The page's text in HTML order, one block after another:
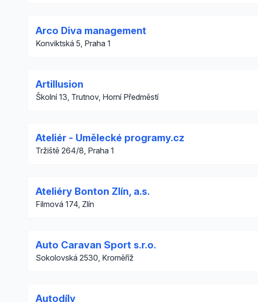
Arco Diva management
Konviktská 5, Praha 1
Artillusion
Školní 13, Trutnov, Horní Předměstí
Ateliér - Umělecké programy.cz
Tržiště 264/8, Praha 1
Ateliéry Bonton Zlín, a.s.
Filmová 174, Zlín
Auto Caravan Sport s.r.o.
Sokolovská 2530, Kroměříž
Autodíly